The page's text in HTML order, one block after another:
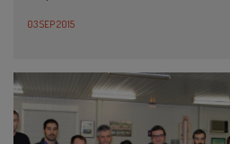
03 SEP 2015